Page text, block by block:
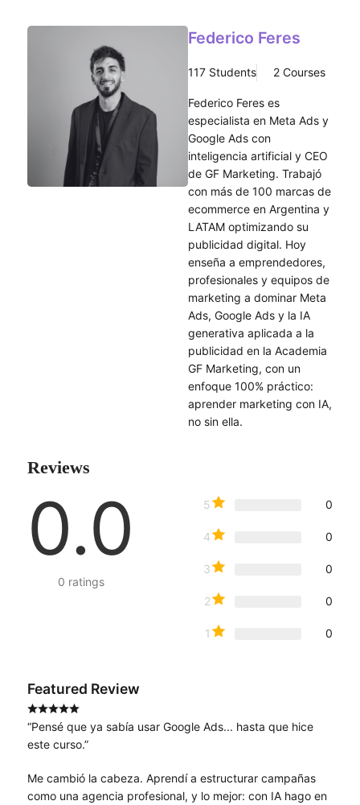
Federico Feres
117 Students 2 Courses
Federico Feres es
especialista en Meta Ads y
Google Ads con
inteligencia artificial y CEO
de GF Marketing. Trabajó
con más de 100 marcas de
ecommerce en Argentina y
LATAM optimizando su
publicidad digital. Hoy
enseña a emprendedores,
profesionales y equipos de
marketing a dominar Meta
Ads, Google Ads y la IA
generativa aplicada a la
publicidad en la Academia
GF Marketing, con un
enfoque 100% práctico:
aprender marketing con IA,
no sin ella.
Reviews
0.0
0 ratings
5 0
4 0
3 0
2 0
1 0
Featured Review
“Pensé que ya sabía usar Google Ads... hasta que hice
este curso.”
Me cambió la cabeza. Aprendí a estructurar campañas
como una agencia profesional, y lo mejor: con IA hago en